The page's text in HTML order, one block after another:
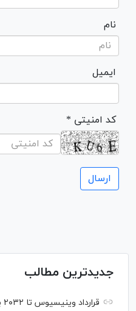
نام
ایمیل
* کد امنیتی
جدیدترین مطالب
قرارداد وینیسیوس تا ۲۰۳۲ با رئال‌ تمدید شد